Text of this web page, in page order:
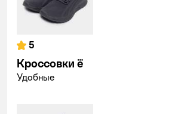
5
Кроссовки ё
Удобные